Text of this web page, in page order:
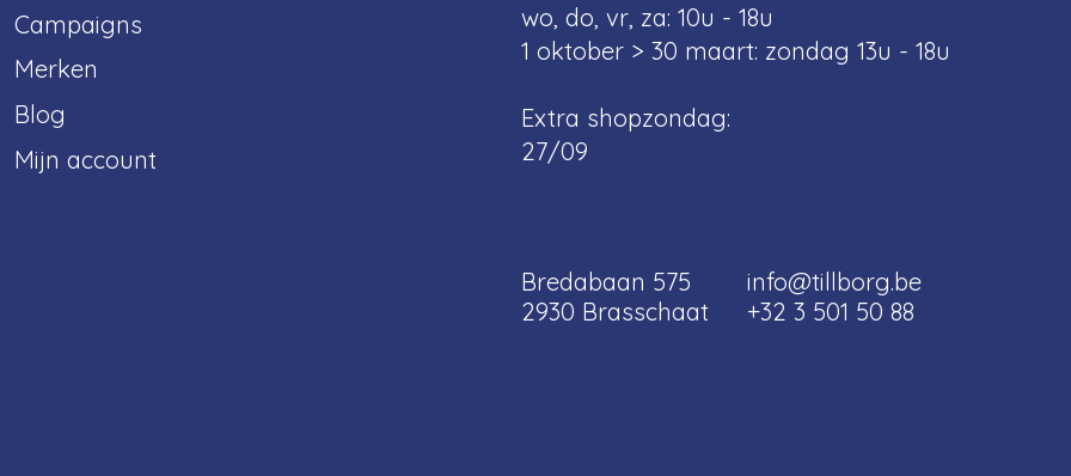
Campaigns
Merken
Blog
Mijn account
wo, do, vr, za: 10u - 18u
1 oktober > 30 maart: zondag 13u - 18u
Extra shopzondag:
27/09
Bredabaan 575
2930 Brasschaat
info@tillborg.be
+32 3 501 50 88